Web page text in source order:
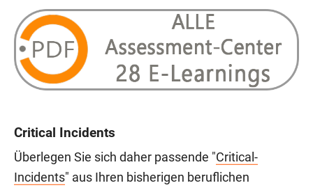
Critical Incidents
Überlegen Sie sich daher passende "Critical-
Incidents" aus Ihren bisherigen beruflichen